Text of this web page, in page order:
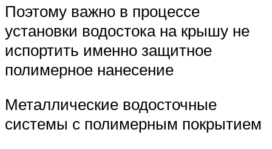
Поэтому важно в процессе
установки водостока на крышу не
испортить именно защитное
полимерное нанесение
Металлические водосточные
системы с полимерным покрытием